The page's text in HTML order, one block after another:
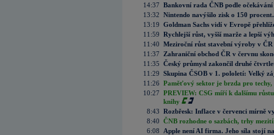
14:37 Bankovní rada ČNB podle
13:32 Nintendo navýšilo zisk o 150
13:19 Goldman Sachs vidí v Evropě
11:59 Rychlejší růst, vyšší marže a lepší
11:40 Meziroční růst stavební výroby v
11:37
Zahraniční obchod ČR v červnu
11:35 Český průmysl zakončil druhé
11:29 Skupina ČSOB v 1. pololetí: Velký
11:26 Paměťový sektor je brzda pro techy,
10:27 PREVIEW: CSG míří k dalšímu
knihy
8:43 Rozbřesk: Inflace v červenci mírně
8:40 ČNB rozhodne o sazbách, trhy
6:08
Apple není AI firma. Jeho síla stojí